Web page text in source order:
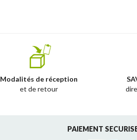
Modalités de réception
et de retour
PAIEMENT